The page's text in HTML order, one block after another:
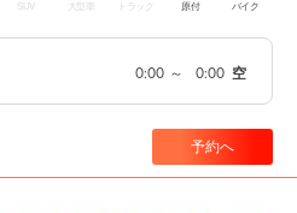
SUV 大型車 トラック 原付 バイク
0:00 ～ 0:00 空
予約へ